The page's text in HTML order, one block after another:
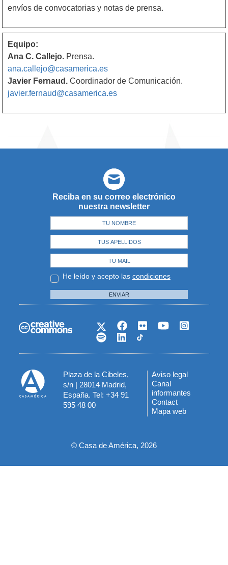
envíos de convocatorias y notas de prensa.
Equipo:
Ana C. Callejo. Prensa.
ana.callejo@casamerica.es
Javier Fernaud.Coordinador de Comunicación.
javier.fernaud@casamerica.es
Reciba en su correo electrónico
nuestra newsletter
He leído y acepto las condiciones
ENVIAR
Plaza de la Cibeles,
s/n | 28014 Madrid,
España. Tel: +34 91
595 48 00
Menú
del
pie
Aviso legal
Canal
informantes
Contact
Mapa web
© Casa de América, 2026